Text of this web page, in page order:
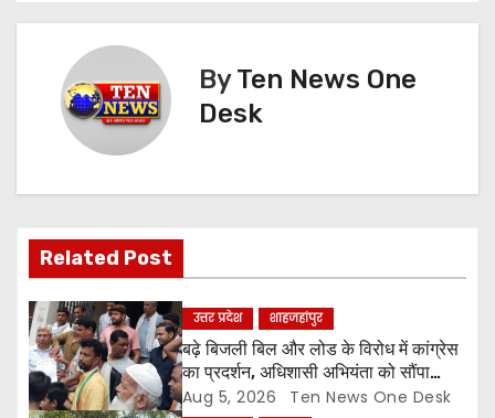
s
v
g
a
t
ByTen News One
Desk
Related Post
उत्तर प्रदेश शाहजहांपुर
बढ़े बिजली बिल और लोड के विरोध में कांग्रेस
का प्रदर्शन, अधिशासी अभियंता को सौंपा
ज्ञापन
Aug 5, 2026 Ten News One Desk